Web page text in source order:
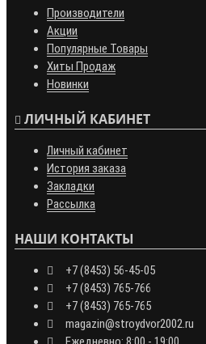
Производители
Акции
Популярные Товары
Хиты Продаж
Новинки
ЛИЧНЫЙ КАБИНЕТ
Личный кабинет
История заказа
Закладки
Рассылка
НАШИ КОНТАКТЫ
+7 (8453) 56-45-05
+7 (8453) 765-766
+7 (8453) 765-765
magazin@stroydvor2002.ru